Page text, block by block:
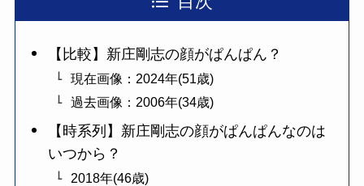
【比較】新庄剛志の顔がぱんぱん？
現在画像：2024年(51歳)
過去画像：2006年(34歳)
【時系列】新庄剛志の顔がぱんぱんなのは
いつから？
2018年(46歳)